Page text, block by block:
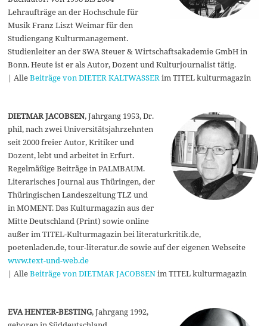
Lehraufträge an der Hochschule für
Musik Franz Liszt Weimar für den
Studiengang Kulturmanagement.
Studienleiter an der SWA Steuer & Wirtschaftsakademie GmbH in
Bonn. Heute ist er als Autor, Dozent und Kulturjournalist tätig.
| AlleBeiträge von DIETER KALTWASSERim TITEL kulturmagazin
DIETMAR JACOBSEN, Jahrgang 1953, Dr.
phil, nach zwei Universitätsjahrzehnten
seit 2000 freier Autor, Kritiker und
Dozent, lebt und arbeitet in Erfurt.
Regelmäßige Beiträge in PALMBAUM.
Literarisches Journal aus Thüringen, der
Thüringischen Landeszeitung TLZ und
in MOMENT. Das Kulturmagazin aus der
Mitte Deutschland (Print) sowie online
außer im TITEL-Kulturmagazin bei literaturkritik.de,
poetenladen.de, tour-literatur.de sowie auf der eigenen Webseite
www.text-und-web.de
| AlleBeiträge von DIETMAR JACOBSENim TITEL kulturmagazin
EVA HENTER-BESTING, Jahrgang 1992,